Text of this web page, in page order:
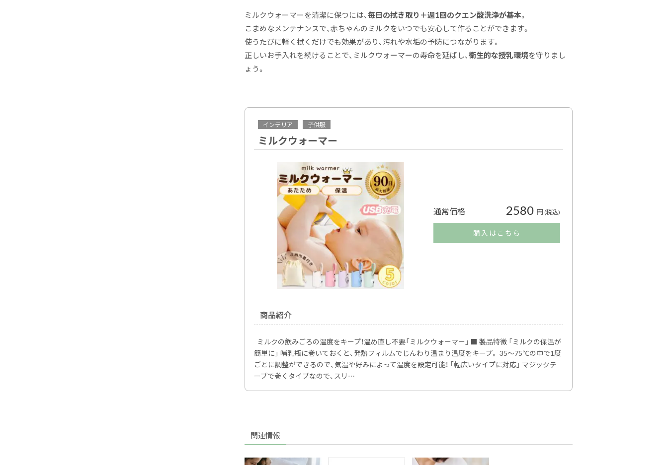
ミルクウォーマーを清潔に保つには、毎日の拭き取り＋週1回のクエン酸洗浄が基本。
こまめなメンテナンスで、赤ちゃんのミルクをいつでも安心して作ることができます。
使うたびに軽く拭くだけでも効果があり、汚れや水垢の予防につながります。
正しいお手入れを続けることで、ミルクウォーマーの寿命を延ばし、衛生的な授乳環境を守りまし
ょう。
インテリア 子供服
ミルクウォーマー
通常価格 2580 円(税込)
購入はこちら
商品紹介
ミルクの飲みごろの温度をキープ！温め直し不要「ミルクウォーマー」 ■ 製品特徴 「ミルクの保温が
簡単に」 哺乳瓶に巻いておくと、発熱フィルムでじんわり温まり温度をキープ。 35〜75℃の中で1度
ごとに調整ができるので、気温や好みによって温度を設定可能！ 「幅広いタイプに対応」 マジックテ
ープで巻くタイプなので、スリ…
関連情報